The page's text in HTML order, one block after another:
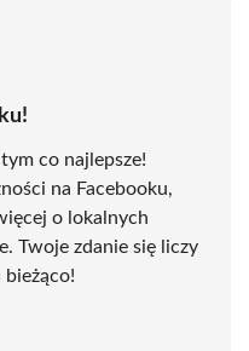
co najlepsze!
na Facebooku,
o lokalnych
Twoje zdanie się liczy
bieżąco!